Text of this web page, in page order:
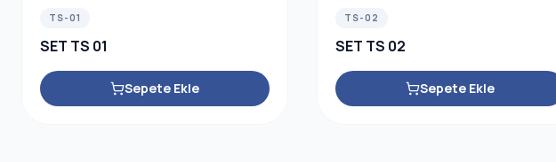
TS-01
SET TS 01
Sepete Ekle
TS-02
SET TS 02
Sepete Ekle